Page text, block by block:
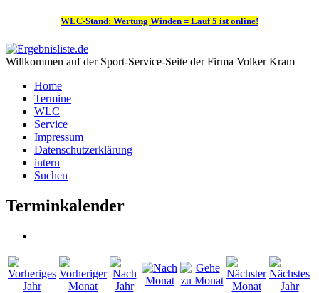
WLC-Stand: Wertung Winden = Lauf 5 ist online!
Willkommen auf der Sport-Service-Seite der Firma Volker Kram
Home
Termine
WLC
Service
Impressum
Datenschutzerklärung
intern
Suchen
Terminkalender